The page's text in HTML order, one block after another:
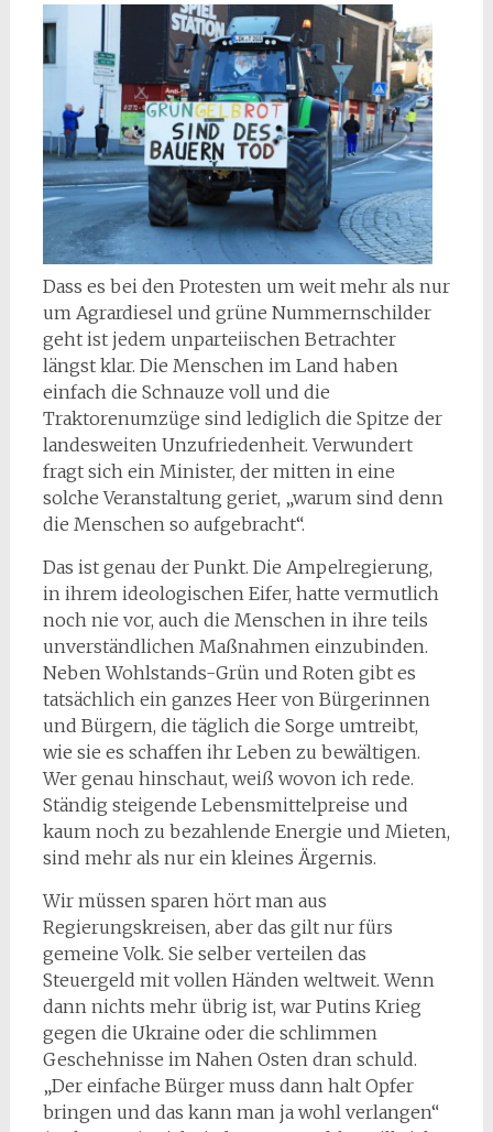
Dass es bei den Protesten um weit mehr als nur
um Agrardiesel und grüne Nummernschilder
geht ist jedem unparteiischen Betrachter
längst klar. Die Menschen im Land haben
einfach die Schnauze voll und die
Traktorenumzüge sind lediglich die Spitze der
landesweiten Unzufriedenheit. Verwundert
fragt sich ein Minister, der mitten in eine
solche Veranstaltung geriet, „warum sind denn
die Menschen so aufgebracht“.
Das ist genau der Punkt. Die Ampelregierung,
in ihrem ideologischen Eifer, hatte vermutlich
noch nie vor, auch die Menschen in ihre teils
unverständlichen Maßnahmen einzubinden.
Neben Wohlstands-Grün und Roten gibt es
tatsächlich ein ganzes Heer von Bürgerinnen
und Bürgern, die täglich die Sorge umtreibt,
wie sie es schaffen ihr Leben zu bewältigen.
Wer genau hinschaut, weiß wovon ich rede.
Ständig steigende Lebensmittelpreise und
kaum noch zu bezahlende Energie und Mieten,
sind mehr als nur ein kleines Ärgernis.
Wir müssen sparen hört man aus
Regierungskreisen, aber das gilt nur fürs
gemeine Volk. Sie selber verteilen das
Steuergeld mit vollen Händen weltweit. Wenn
dann nichts mehr übrig ist, war Putins Krieg
gegen die Ukraine oder die schlimmen
Geschehnisse im Nahen Osten dran schuld.
„Der einfache Bürger muss dann halt Opfer
bringen und das kann man ja wohl verlangen“